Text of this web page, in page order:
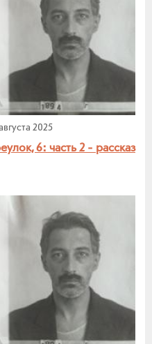
2025
6: часть 2 - рассказ